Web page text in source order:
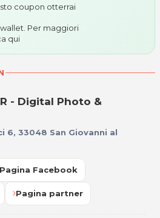
coupon otterrai
Per maggiori
qui
- Digital Photo &
6, 33048 San Giovanni al
Pagina Facebook
Pagina partner